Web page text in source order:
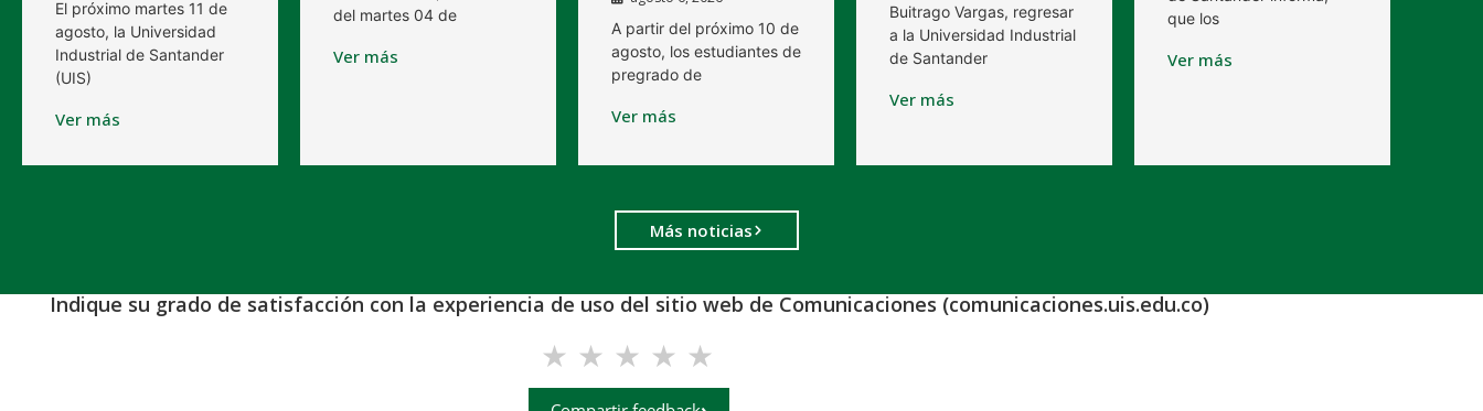
El próximo martes 11 de
agosto, la Universidad
Industrial de Santander
(UIS)
Ver más
del martes 04 de
Ver más
A partir del próximo 10 de
agosto, los estudiantes de
pregrado de
Ver más
Buitrago Vargas, regresar
a la Universidad Industrial
de Santander
Ver más
que los
Ver más
Más noticias
Indique su grado de satisfacción con la experiencia de uso del sitio web de Comunicaciones (comunicaciones.uis.edu.co)